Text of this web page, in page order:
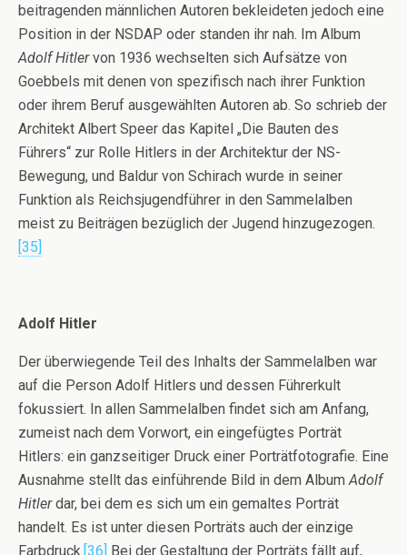
beitragenden männlichen Autoren bekleideten jedoch eine
Position in der NSDAP oder standen ihr nah. Im Album
Adolf Hitlervon 1936 wechselten sich Aufsätze von
Goebbels mit denen von spezifisch nach ihrer Funktion
oder ihrem Beruf ausgewählten Autoren ab. So schrieb der
Architekt Albert Speer das Kapitel „Die Bauten des
Führers“ zur Rolle Hitlers in der Architektur der NS-
Bewegung, und Baldur von Schirach wurde in seiner
Funktion als Reichsjugendführer in den Sammelalben
meist zu Beiträgen bezüglich der Jugend hinzugezogen.
[35]
Adolf Hitler
Der überwiegende Teil des Inhalts der Sammelalben war
auf die Person Adolf Hitlers und dessen Führerkult
fokussiert. In allen Sammelalben findet sich am Anfang,
zumeist nach dem Vorwort, ein eingefügtes Porträt
Hitlers: ein ganzseitiger Druck einer Porträtfotografie. Eine
Ausnahme stellt das einführende Bild in dem Album Adolf
Hitlerdar, bei dem es sich um ein gemaltes Porträt
handelt. Es ist unter diesen Porträts auch der einzige
Farbdruck.[36] Bei der Gestaltung der Porträts fällt auf,